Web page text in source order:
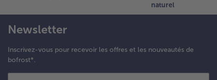
naturel
Newsletter
Inscrivez-vous pour recevoir les offres et les nouveautés de
bofrost*.